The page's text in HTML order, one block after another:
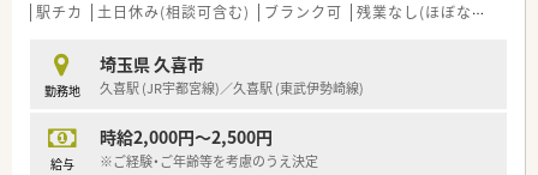
■調剤業務（入院） ※外来は院外処方
■服薬指導（入院）
■院内製剤（常用製剤・注射・IVH）
■各種委員会
駅チカ 土日休み(相談可含む) ブランク可 残業なし(ほぼなし含む)
勤務地
埼玉県 久喜市
久喜駅 (JR宇都宮線)／久喜駅 (東武伊勢崎線)
給与
時給2,000円～2,500円
※ご経験・ご年齢等を考慮のうえ決定